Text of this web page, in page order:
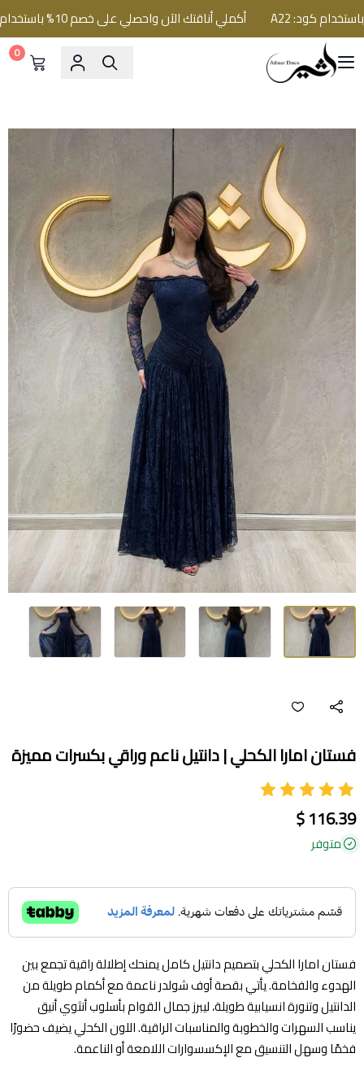
أكملي أناقتك الآن واحصلي على خصم 10% باستخدام كود: A22
فساتين اثير
0
فستان امارا الكحلي | دانتيل ناعم وراقي بكسرات مميزة
116.39 $
متوفر
فستان امارا الكحلي بتصميم دانتيل كامل يمنحك إطلالة راقية تجمع بين
الهدوء والفخامة. يأتي بقصة أوف شولدر ناعمة مع أكمام طويلة من
الدانتيل وتنورة انسيابية طويلة، ليبرز جمال القوام بأسلوب أنثوي أنيق
يناسب السهرات والخطوبة والمناسبات الراقية. اللون الكحلي يضيف حضورًا
فخمًا وسهل التنسيق مع الإكسسوارات اللامعة أو الناعمة.